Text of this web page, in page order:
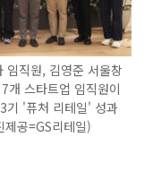
직원, 김영준 서울창
개 스타트업 임직원이
기 '퓨처 리테일' 성과
공=GS리테일)